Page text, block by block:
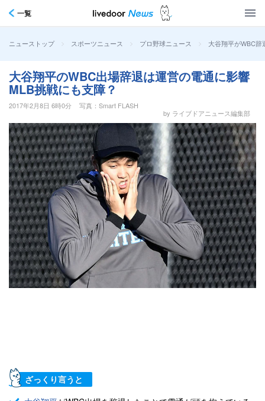
一覧
ニューストップ > スポーツニュース > プロ野球ニュース > 大谷翔平がWBC
大谷翔平のWBC出場辞退は運営の電通に影響
MLB挑戦にも支障？
2017年2月8日 6時0分
写真：Smart FLASH
by ライブドアニュース編集部
ざっくり言うと